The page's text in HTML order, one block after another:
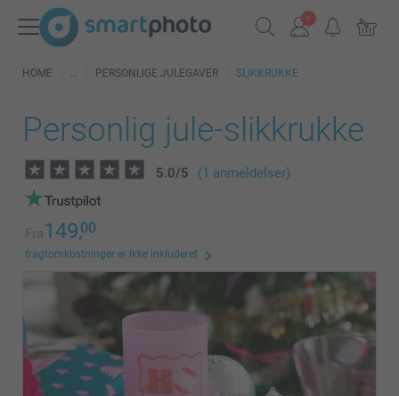
HOME PERSONLIGE JULEGAVER SLIKKRUKKE
Personlig jule-slikkrukke
5.0/5 (1 anmeldelser)
Fra149,00
fragtomkostninger er ikke inkluderet